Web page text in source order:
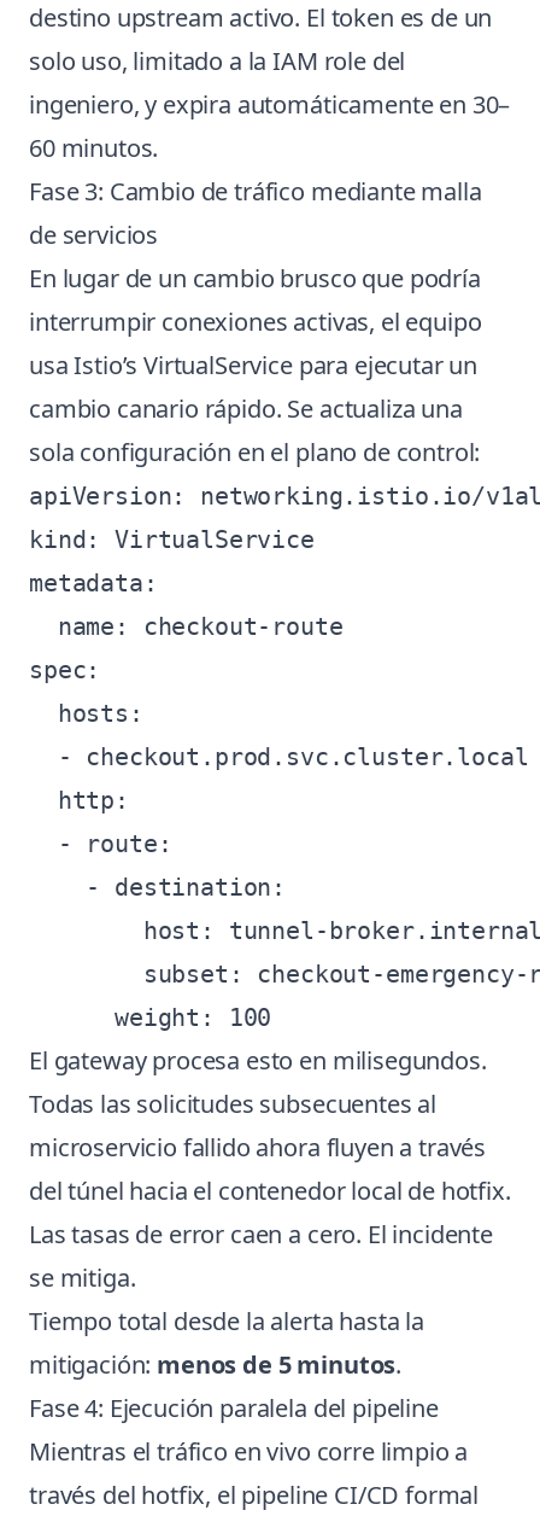
destino upstream activo. El token es de un
solo uso, limitado a la IAM role del
ingeniero, y expira automáticamente en 30–
60 minutos.
Fase 3: Cambio de tráfico mediante malla
de servicios
En lugar de un cambio brusco que podría
interrumpir conexiones activas, el equipo
usa Istio’s VirtualService para ejecutar un
cambio canario rápido. Se actualiza una
sola configuración en el plano de control:
apiVersion: networking.istio.io/
kind: VirtualService
metadata:
  name: checkout-route
spec:
  hosts:
  - checkout.prod.svc.cluster.local
  http:
  - route:
    - destination:
host: tunnel-
subset: checkout-emergency-
El gateway procesa esto en milisegundos.
Todas las solicitudes subsecuentes al
microservicio fallido ahora fluyen a través
del túnel hacia el contenedor local de hotfix.
Las tasas de error caen a cero. El incidente
se mitiga.
Tiempo total desde la alerta hasta la
mitigación: menos de 5 minutos.
Fase 4: Ejecución paralela del pipeline
Mientras el tráfico en vivo corre limpio a
través del hotfix, el pipeline CI/CD formal